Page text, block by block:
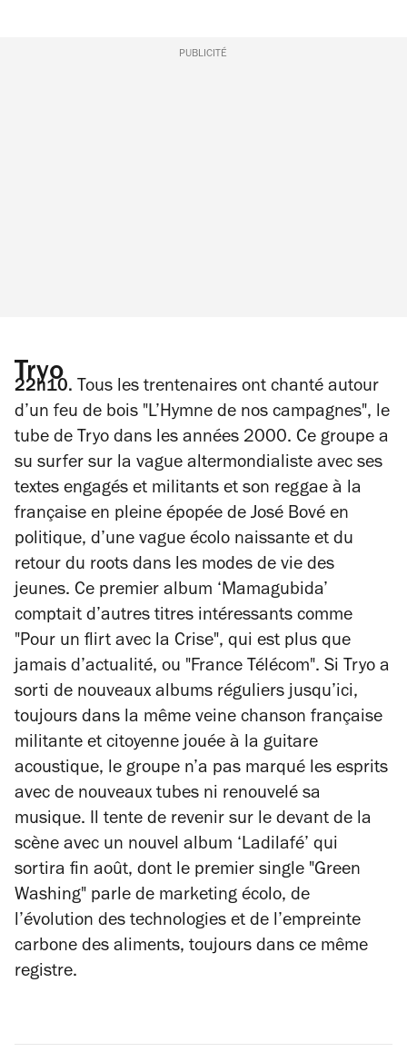
PUBLICITÉ
Tryo
22h10. Tous les trentenaires ont chanté autour
d’un feu de bois "L’Hymne de nos campagnes", le
tube de Tryo dans les années 2000. Ce groupe a
su surfer sur la vague altermondialiste avec ses
textes engagés et militants et son reggae à la
française en pleine épopée de José Bové en
politique, d’une vague écolo naissante et du
retour du roots dans les modes de vie des
jeunes. Ce premier album ‘Mamagubida’
comptait d’autres titres intéressants comme
"Pour un flirt avec la Crise", qui est plus que
jamais d’actualité, ou "France Télécom". Si Tryo a
sorti de nouveaux albums réguliers jusqu’ici,
toujours dans la même veine chanson française
militante et citoyenne jouée à la guitare
acoustique, le groupe n’a pas marqué les esprits
avec de nouveaux tubes ni renouvelé sa
musique. Il tente de revenir sur le devant de la
scène avec un nouvel album ‘Ladilafé’ qui
sortira fin août, dont le premier single "Green
Washing" parle de marketing écolo, de
l’évolution des technologies et de l’empreinte
carbone des aliments, toujours dans ce même
registre.